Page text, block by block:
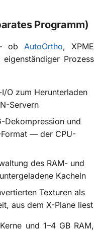
Programm)
ob AutoOrtho, XPME
Prozess
O zum Herunterladen
Servern
Dekompression und
— der CPU-
des RAM- und
Kacheln
Texturen als
aus dem X-Plane liest
und 1–4 GB RAM,